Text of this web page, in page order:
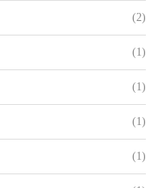
(2)
(1)
(1)
(1)
(1)